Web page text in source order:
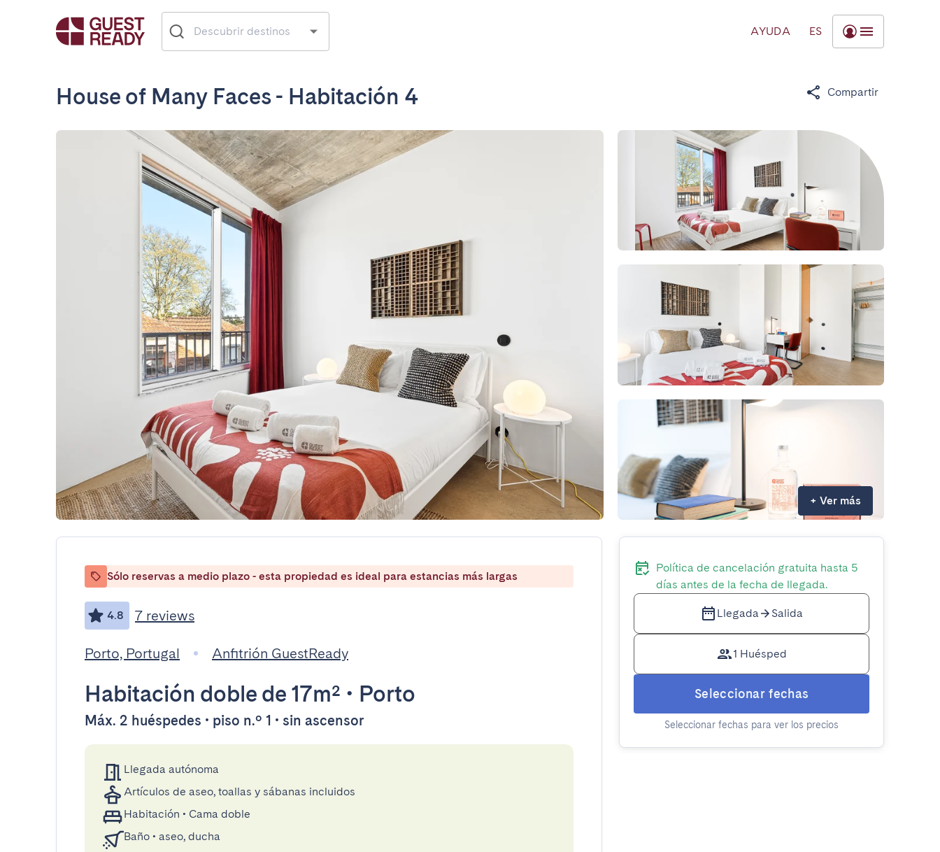
AYUDA ES
House of Many Faces - Habitación 4 Compartir
+ Ver más
Sólo reservas a medio plazo - esta propiedad es ideal para estancias más largas
4.8 7 reviews
Porto, Portugal Anfitrión GuestReady
Habitación doble de 17m² • Porto
Máx. 2 huéspedes • piso n.º 1 • sin ascensor
Llegada autónoma
Artículos de aseo, toallas y sábanas incluidos
Habitación • Cama doble
Baño • aseo, ducha
Política de cancelación gratuita hasta 5
días antes de la fecha de llegada.
Llegada Salida
1 Huésped
Seleccionar fechas
Seleccionar fechas para ver los precios